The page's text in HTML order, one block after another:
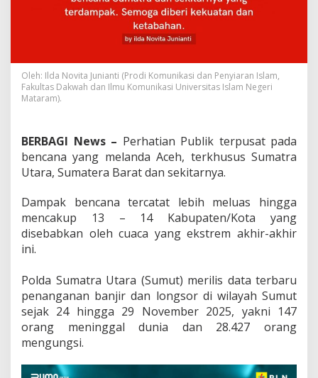
Oleh: Ilda Novita Junianti (Prodi Komunikasi dan Penyiaran Islam,
Fakultas Dakwah dan Ilmu Komunikasi Universitas Islam Negeri
Mataram).
BERBAGI News – Perhatian Publik terpusat pada
bencana yang melanda Aceh, terkhusus Sumatra
Utara, Sumatera Barat dan sekitarnya.
Dampak bencana tercatat lebih meluas hingga
mencakup 13 – 14 Kabupaten/Kota yang
disebabkan oleh cuaca yang ekstrem akhir-akhir
ini.
‎Polda Sumatra Utara (Sumut) merilis data terbaru
penanganan banjir dan longsor di wilayah Sumut
sejak 24 hingga 29 November 2025, yakni 147
orang meninggal dunia dan 28.427 orang
mengungsi.